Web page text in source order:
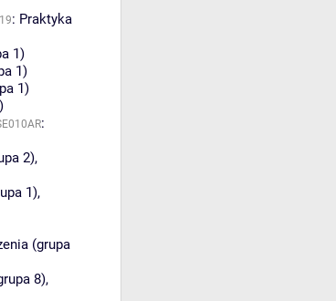
: Praktyka
1)
1)
1)
:
2),
1),
(grupa
8),